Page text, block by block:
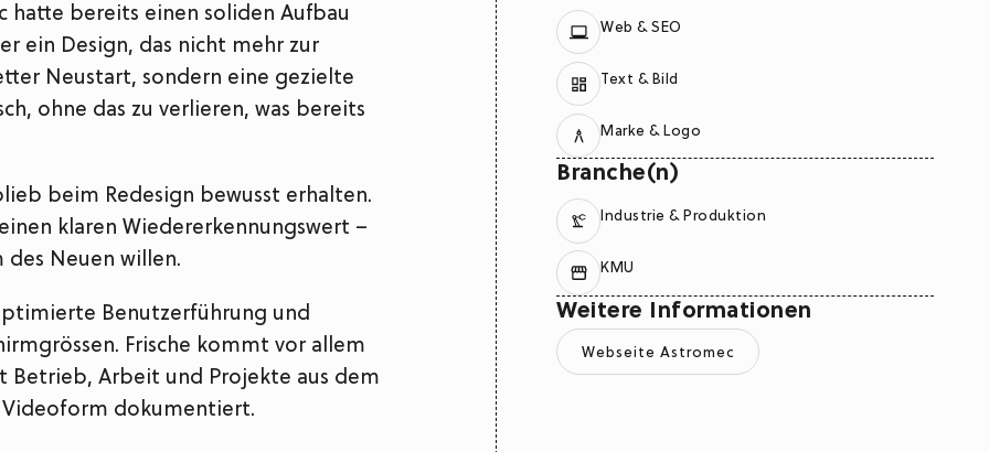
hatte bereits einen soliden Aufbau
ein Design, das nicht mehr zur
Neustart, sondern eine gezielte
ohne das zu verlieren, was bereits
beim Redesign bewusst erhalten.
klaren Wiedererkennungswert –
des Neuen willen.
Benutzerführung und
Frische kommt vor allem
Betrieb, Arbeit und Projekte aus dem
dokumentiert.
Web & SEO
Text & Bild
Marke & Logo
Branche(n)
Industrie & Produktion
KMU
Weitere Informationen
Webseite Astromec